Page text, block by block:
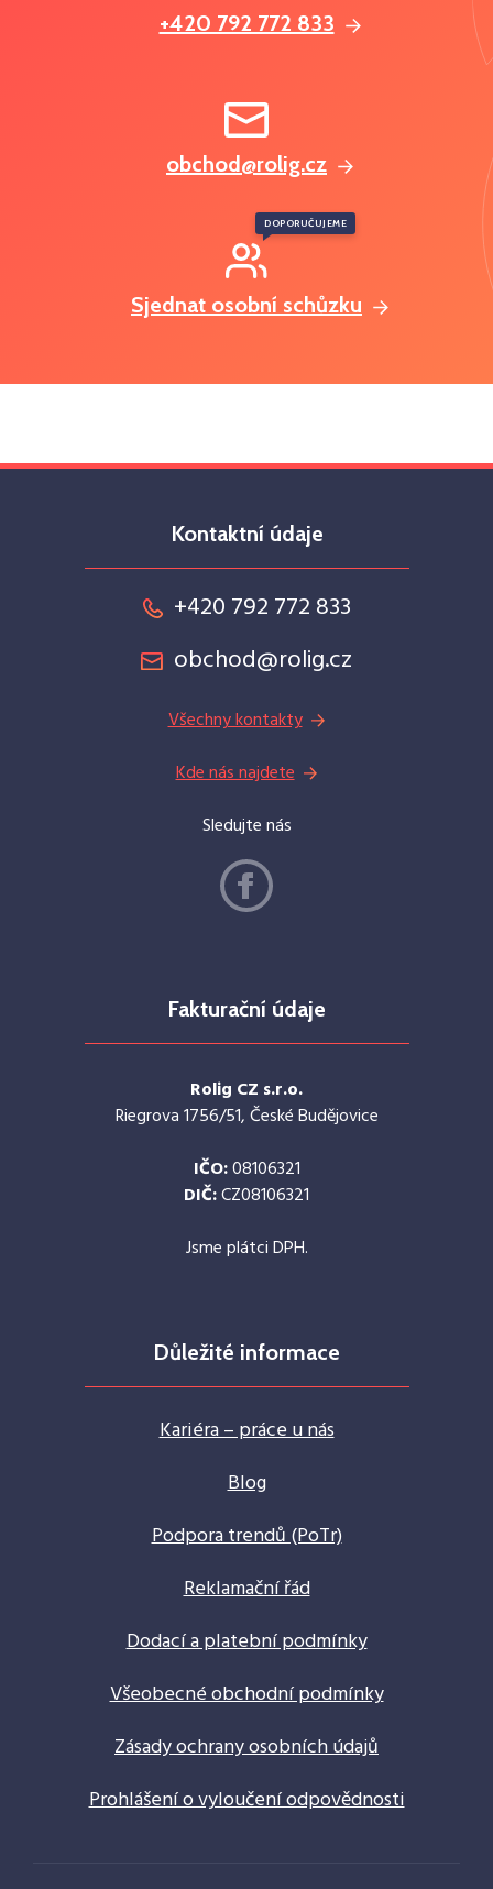
+420 792 772 833
obchod@rolig.cz
Sjednat osobní schůzku
DOPORUČUJEME
Kontaktní údaje
+420 792 772 833
obchod@rolig.cz
Všechny kontakty
Kde nás najdete
Sledujte nás
Fakturační údaje
Rolig CZ s.r.o.
Riegrova 1756/51, České Budějovice
IČO:08106321
DIČ:CZ08106321
Jsme plátci DPH.
Důležité informace
Kariéra – práce u nás
Blog
Podpora trendů (PoTr)
Reklamační řád
Dodací a platební podmínky
Všeobecné obchodní podmínky
Zásady ochrany osobních údajů
Prohlášení o vyloučení odpovědnosti